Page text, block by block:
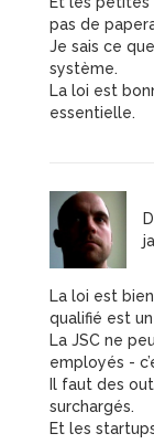
pas de
Je sais ce
système.
La loi est
essentielle.
La loi est
qualifié est
La JSC ne
employés -
Il faut des
surchargés.
Et les